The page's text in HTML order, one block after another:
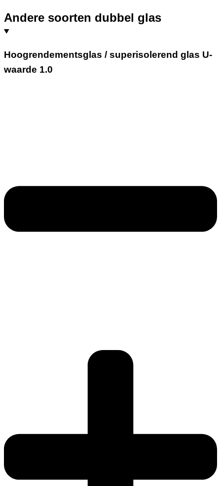
Andere soorten dubbel glas
Hoogrendementsglas / superisolerend glas U-
waarde 1.0